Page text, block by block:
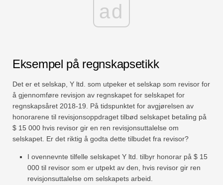
ad
Eksempel på regnskapsetikk
Det er et selskap, Y ltd. som utpeker et selskap som revisor for
å gjennomføre revisjon av regnskapet for selskapet for
regnskapsåret 2018-19. På tidspunktet for avgjørelsen av
honorarene til revisjonsoppdraget tilbød selskapet betaling på
$ 15 000 hvis revisor gir en ren revisjonsuttalelse om
selskapet. Er det riktig å godta dette tilbudet fra revisor?
I ovennevnte tilfelle selskapet Y ltd. tilbyr honorar på $ 15
000 til revisor som er utpekt av den, hvis revisor gir ren
revisjonsuttalelse om selskapets arbeid.